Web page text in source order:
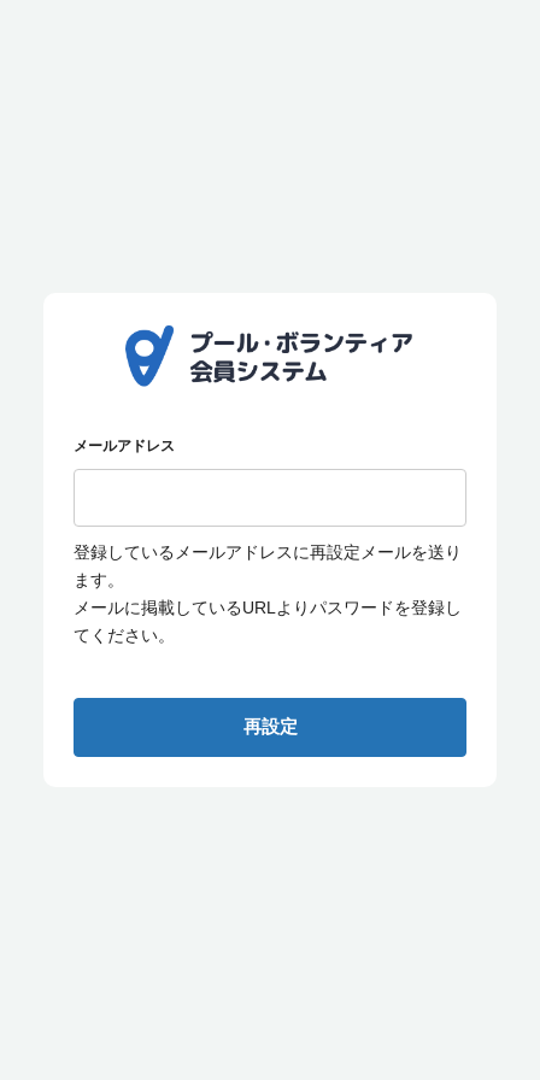
メールアドレス
登録しているメールアドレスに再設定メールを送り
ます。
メールに掲載しているURLよりパスワードを登録し
てください。
再設定